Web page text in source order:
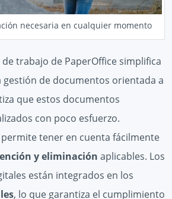
necesaria en cualquier momento
trabajo de PaperOffice simplifica
gestión de documentos orientada a
que estos documentos
con poco esfuerzo.
permite tener en cuenta fácilmente
y eliminación aplicables. Los
están integrados en los
, lo que garantiza el cumplimiento